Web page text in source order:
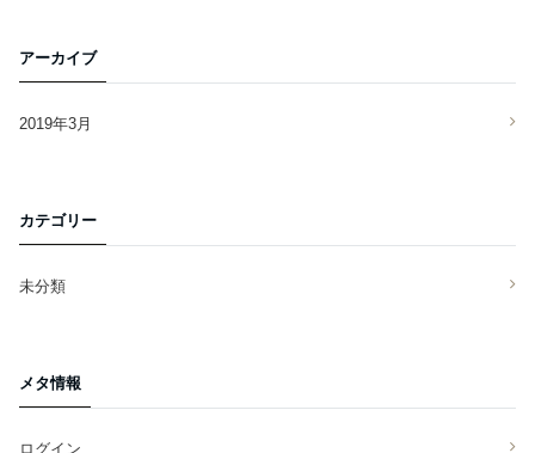
アーカイブ
2019年3月
カテゴリー
未分類
メタ情報
ログイン